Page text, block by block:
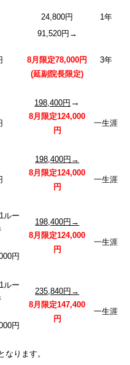
24,800円 1年
91,520円→
8月限定78,000円
(延副院長限定)
3年
198,400円 →
8月限定124,000
円
一生涯
198,400円→
8月限定124,000
円
一生涯
ルー
円
198,400円→
8月限定124,000
円
一生涯
ルー
円
235,840円→
8月限定147,400
円
一生涯
ります。